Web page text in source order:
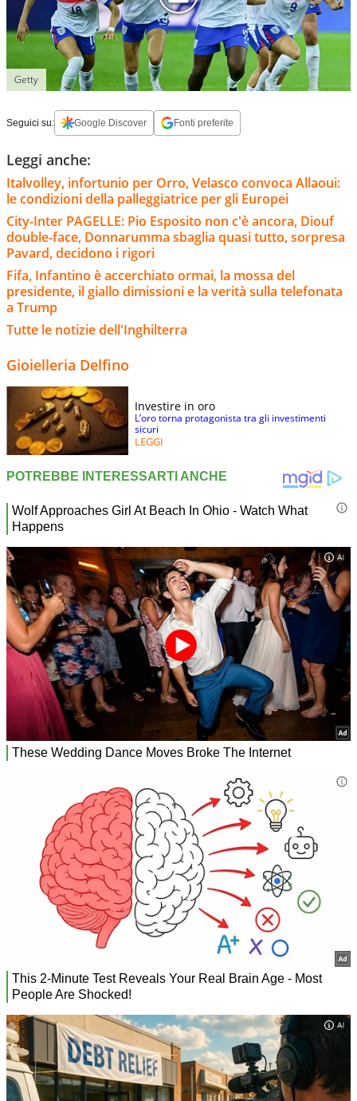
Getty
Seguici su: Google Discover Fonti preferite
Leggi anche:
Italvolley, infortunio per Orro, Velasco convoca Allaoui:
le condizioni della palleggiatrice per gli Europei
City-Inter PAGELLE: Pio Esposito non c'è ancora, Diouf
double-face, Donnarumma sbaglia quasi tutto, sorpresa
Pavard, decidono i rigori
Fifa, Infantino è accerchiato ormai, la mossa del
presidente, il giallo dimissioni e la verità sulla telefonata
a Trump
Tutte le notizie dell'Inghilterra
Gioielleria Delfino
Investire in oro
L’oro torna protagonista tra gli investimenti
sicuri
LEGGI